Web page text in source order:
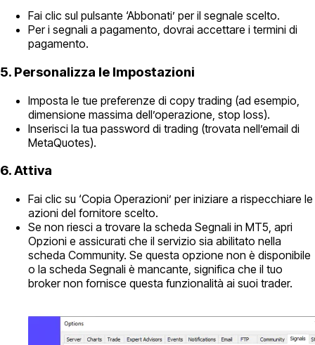
Fai clic sul pulsante ‘Abbonati’ per il segnale scelto.
Per i segnali a pagamento, dovrai accettare i termini di
pagamento.
5. Personalizza le Impostazioni
Imposta le tue preferenze di copy trading (ad esempio,
dimensione massima dell’operazione, stop loss).
Inserisci la tua password di trading (trovata nell’email di
MetaQuotes).
6. Attiva
Fai clic su ‘Copia Operazioni’ per iniziare a rispecchiare le
azioni del fornitore scelto.
Se non riesci a trovare la scheda Segnali in MT5, apri
Opzioni e assicurati che il servizio sia abilitato nella
scheda Community. Se questa opzione non è disponibile
o la scheda Segnali è mancante, significa che il tuo
broker non fornisce questa funzionalità ai suoi trader.